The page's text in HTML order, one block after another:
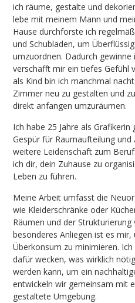
ich räume, gestalte und
lebe mit meinem Mann und
Hause durchforste ich
und Schubladen, um
umzuordnen. Dadurch gewinne
verschafft mir ein tiefes Gefühl
als Kind bin ich manchmal
Zimmer neu zu gestalten und
direkt anfangen umzuräumen.
Ich habe 25 Jahre als
Gespür für Raumaufteilung
weitere Leidenschaft zum
ich dir, dein Zuhause zu
Leben zu führen.
Meine Arbeit umfasst die
wie Kleiderschränke oder
Räumen und der
besonderes Anliegen ist es mir,
Überkonsum zu minimieren.
dafür wecken, was wirklich
werden kann, um ein
entwickeln wir gemeinsam mit
gestaltete Umgebung.